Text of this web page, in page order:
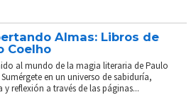
Almas: Libros de
Coelho
al mundo de la magia literaria de Paulo
en un universo de sabiduría,
y reflexión a través de las páginas...